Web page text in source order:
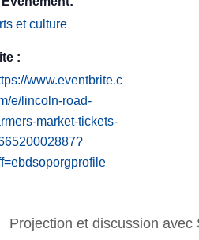
et culture
:
www.eventbrite.c
e/lincoln-road-
market-tickets-
Projection et discussion avec